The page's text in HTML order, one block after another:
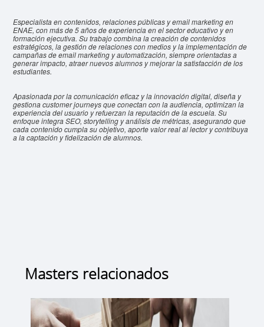
Especialista en contenidos, relaciones públicas y email marketing en
ENAE, con más de 5 años de experiencia en el sector educativo y en
formación ejecutiva. Su trabajo combina la creación de contenidos
estratégicos, la gestión de relaciones con medios y la implementación de
campañas de email marketing y automatización, siempre orientadas a
generar impacto, atraer nuevos alumnos y mejorar la satisfacción de los
estudiantes.
Apasionada por la comunicación eficaz y la innovación digital, diseña y
gestiona customer journeys que conectan con la audiencia, optimizan la
experiencia del usuario y refuerzan la reputación de la escuela. Su
enfoque integra SEO, storytelling y análisis de métricas, asegurando que
cada contenido cumpla su objetivo, aporte valor real al lector y contribuya
a la captación y fidelización de alumnos.
Masters relacionados